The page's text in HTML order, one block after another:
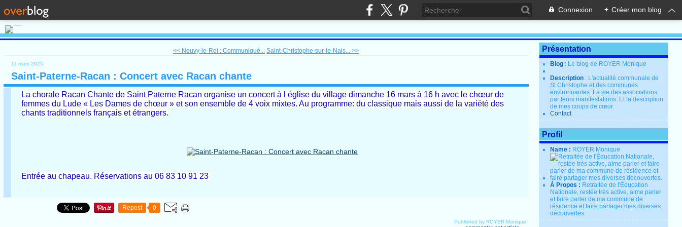
Connexion + Créer mon blog
<< Neuvy-le-Roi : Communiqué... Saint-Christophe-sur-le-Nais... >>
11 mars 2025
Saint-Paterne-Racan : Concert avec Racan chante
La chorale Racan Chante de Saint Paterne Racan organise un concert à l église du village dimanche 16 mars à 16 h avec le chœur de
femmes du Lude « Les Dames de chœur » et son ensemble de 4 voix mixtes. Au programme: du classique mais aussi de la variété des
chants traditionnels français et étrangers.
Entrée au chapeau. Réservations au 06 83 10 91 23
Repost 0
Published by ROYER Monique
Présentation
Blog : Le blog de ROYER Monique
Description : L'actualité communale de
St Christophe et des communes
environnantes. La vie des associations
par leurs manifestations. Et la description
de mes coups de cœur.
Contact
Profil
Name : ROYER Monique
À Propos : Retraitée de l'Éducation
Nationale, restée très active, aime parler
et faire parler de ma commune de
résidence et faire partager mes diverses
découvertes.